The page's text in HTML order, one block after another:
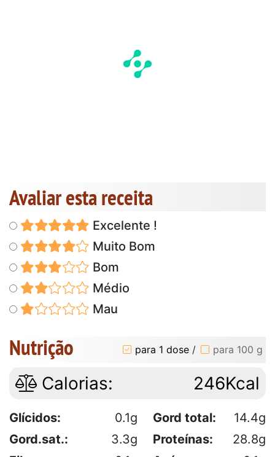
Avaliar esta receita
Excelente !
Muito Bom
Bom
Médio
Mau
Nutrição para 1 dose / para 100 g
Calorias: 246Kcal
Glícidos: 0.1g Gord total:
14.4g
Gord.sat.:
3.3g Proteínas:
28.8g